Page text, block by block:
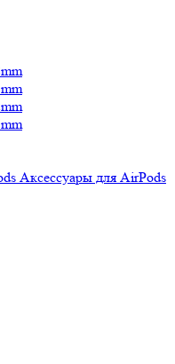
Аксессуары для AirPods